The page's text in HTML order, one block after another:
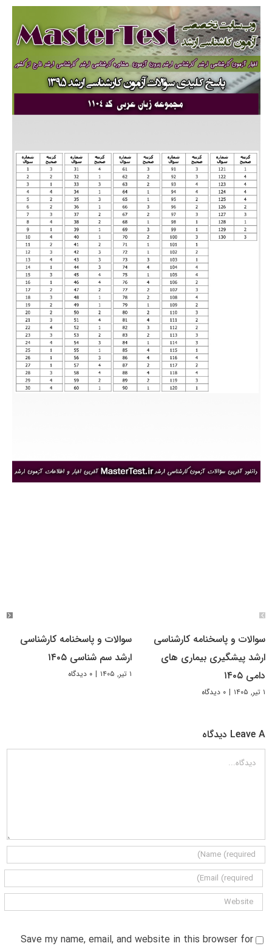
سوالات و پاسخنامه کارشناسی
ارشد پیشگیری بیماری های
دامی ۱۴۰۵
۱ تیر, ۱۴۰۵ | ۰ دیدگاه
سوالات و پاسخنامه کارشناسی
ارشد سم شناسی ۱۴۰۵
۱ تیر, ۱۴۰۵ | ۰ دیدگاه
Leave A دیدگاه
دیدگاه
Save my name, email, and website in this browser for